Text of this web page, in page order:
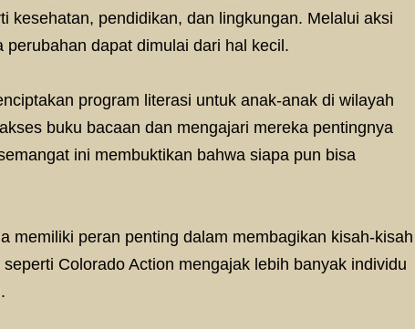
kesehatan, pendidikan, dan lingkungan. Melalui aksi
dapat dimulai dari hal kecil.
program literasi untuk anak-anak di wilayah
buku bacaan dan mengajari mereka pentingnya
ini membuktikan bahwa siapa pun bisa
memiliki peran penting dalam membagikan kisah-kisah
Colorado Action mengajak lebih banyak individu